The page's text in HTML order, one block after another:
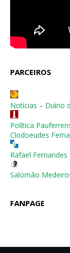
PARCEIROS
Notícias – Diário
Política
Clodoeudes
Rafael Fernandes
Salomão
FANPAGE